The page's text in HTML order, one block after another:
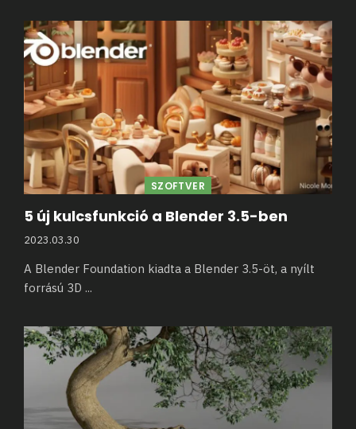
SZOFTVER
5 új kulcsfunkció a Blender 3.5-ben
2023.03.30
A Blender Foundation kiadta a Blender 3.5-öt, a nyílt
forrású 3D ...